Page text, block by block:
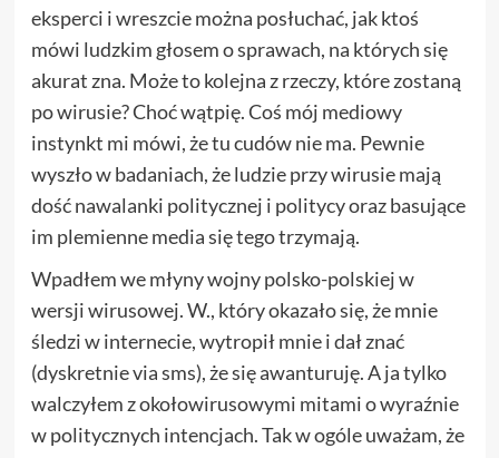
eksperci i wreszcie można posłuchać, jak ktoś
mówi ludzkim głosem o sprawach, na których się
akurat zna. Może to kolejna z rzeczy, które zostaną
po wirusie? Choć wątpię. Coś mój mediowy
instynkt mi mówi, że tu cudów nie ma. Pewnie
wyszło w badaniach, że ludzie przy wirusie mają
dość nawalanki politycznej i politycy oraz basujące
im plemienne media się tego trzymają.
Wpadłem we młyny wojny polsko-polskiej w
wersji wirusowej. W., który okazało się, że mnie
śledzi w internecie, wytropił mnie i dał znać
(dyskretnie via sms), że się awanturuję. A ja tylko
walczyłem z okołowirusowymi mitami o wyraźnie
w politycznych intencjach. Tak w ogóle uważam, że